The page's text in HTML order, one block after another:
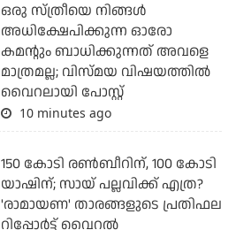
ഒരു സ്ത്രീയെ നിങ്ങള്‍
അധിക്ഷേപിക്കുന്ന ഓരോ
കമന്റും ബാധിക്കുന്നത് അവളെ
മാത്രമല്ല; വിസ്മയ വിഷയത്തില്‍
വൈറലായി പോസ്റ്റ്
10 minutes ago
150 കോടി രൺബീറിന്, 100 കോടി
യാഷിന്; സായ് പല്ലവിക്ക് എത്ര?
'രാമായണ' താരങ്ങളുടെ പ്രതിഫല
റിപ്പോർട്ട് വൈറൽ